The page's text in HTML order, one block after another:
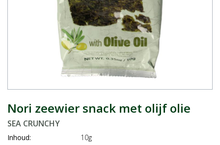
Nori zeewier snack met olijf olie
SEA CRUNCHY
Inhoud: 10g